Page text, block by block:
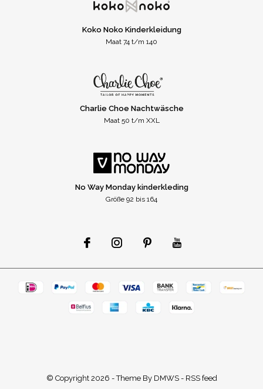
Koko Noko Kinderkleidung
Maat 74 t/m 140
Charlie Choe Nachtwäsche
Maat 50 t/m XXL
No Way Monday kinderkleding
Größe 92 bis 164
© Copyright 2026 - Theme By DMWS- RSS feed